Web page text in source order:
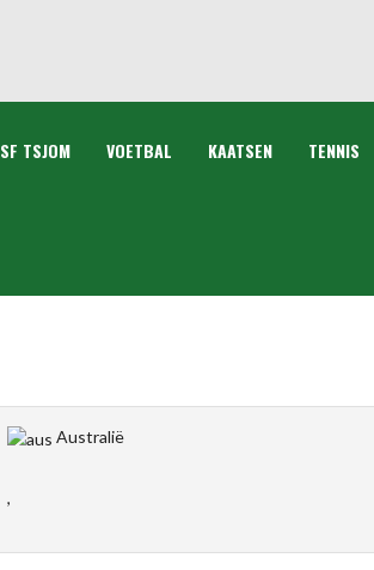
SF TSJOM VOETBAL KAATSEN TENNIS
Australië
,